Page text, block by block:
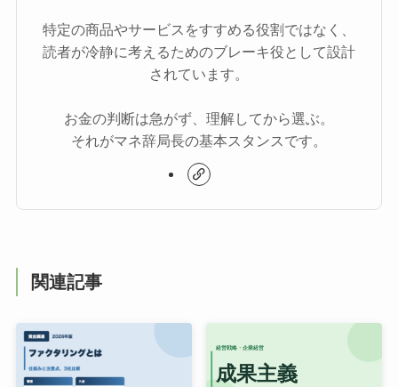
特定の商品やサービスをすすめる役割ではなく、
読者が冷静に考えるためのブレーキ役として設計
されています。
お金の判断は急がず、理解してから選ぶ。
それがマネ辞局長の基本スタンスです。
関連記事